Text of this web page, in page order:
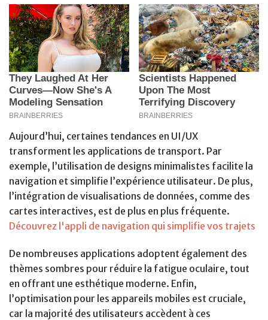
Aujourd’hui, certaines tendances en UI/UX
transforment les applications de transport. Par
exemple, l’utilisation de designs minimalistes facilite la
navigation et simplifie l’expérience utilisateur. De plus,
l’intégration de visualisations de données, comme des
cartes interactives, est de plus en plus fréquente.
Découvrez l'appli de navigation qui simplifie vos trajets
De nombreuses applications adoptent également des
thèmes sombres pour réduire la fatigue oculaire, tout
en offrant une esthétique moderne. Enfin,
l’optimisation pour les appareils mobiles est cruciale,
car la majorité des utilisateurs accèdent à ces